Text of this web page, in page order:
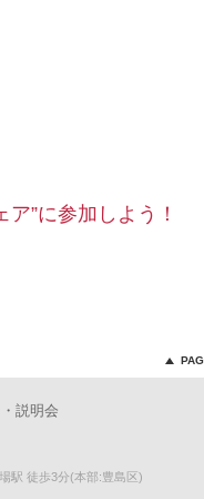
”に参加しよう！
説明会
駅 徒歩3分(本部:豊島区)